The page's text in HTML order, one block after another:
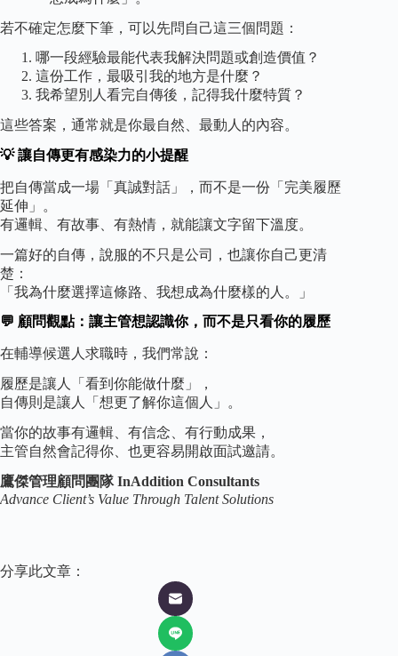
若不確定怎麼下筆，可以先問自己這三個問題：
哪一段經驗最能代表我解決問題或創造價值？
這份工作，最吸引我的地方是什麼？
我希望別人看完自傳後，記得我什麼特質？
這些答案，通常就是你最自然、最動人的內容。
💡 讓自傳更有感染力的小提醒
把自傳當成一場「真誠對話」，而不是一份「完美履歷
延伸」。
有邏輯、有故事、有熱情，就能讓文字留下溫度。
一篇好的自傳，說服的不只是公司，也讓你自己更清
楚：
「我為什麼選擇這條路、我想成為什麼樣的人。」
💬 顧問觀點：讓主管想認識你，而不是只看你的履歷
在輔導候選人求職時，我們常說：
履歷是讓人「看到你能做什麼」，
自傳則是讓人「想更了解你這個人」。
當你的故事有邏輯、有信念、有行動成果，
主管自然會記得你、也更容易開啟面試邀請。
鷹傑管理顧問團隊 InAddition Consultants
Advance Client’s Value Through Talent Solutions
分享此文章：